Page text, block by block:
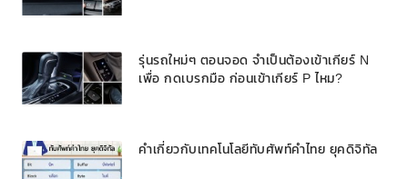
รุ่นรถใหม่ๆ ตอนจอด จำเป็นต้องเข้าเกียร์ N
เพื่อ กดเบรกมือ ก่อนเข้าเกียร์ P ไหม?
คำเกี่ยวกับเทคโนโลยีทับศัพท์คำไทย ยุคดิจิทัล